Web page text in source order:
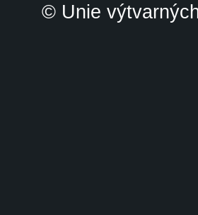
© Unie